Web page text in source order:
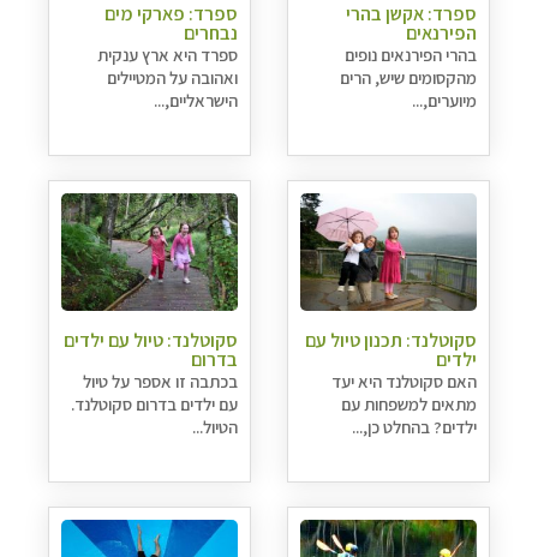
ספרד: אקשן בהרי
הפירנאים
בהרי הפירנאים נופים
מהקסומים שיש, הרים
מיוערים,...
ספרד: פארקי מים
נבחרים
ספרד היא ארץ ענקית
ואהובה על המטיילים
הישראליים,...
סקוטלנד: תכנון טיול עם
ילדים
האם סקוטלנד היא יעד
מתאים למשפחות עם
ילדים? בהחלט כן,...
סקוטלנד: טיול עם ילדים
בדרום
בכתבה זו אספר על טיול
עם ילדים בדרום סקוטלנד.
הטיול...